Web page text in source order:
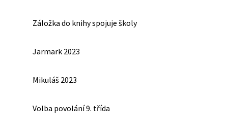
Záložka do knihy spojuje školy
Jarmark 2023
Mikuláš 2023
Volba povolání 9. třída